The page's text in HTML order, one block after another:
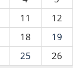
11 12
18 19
25 26